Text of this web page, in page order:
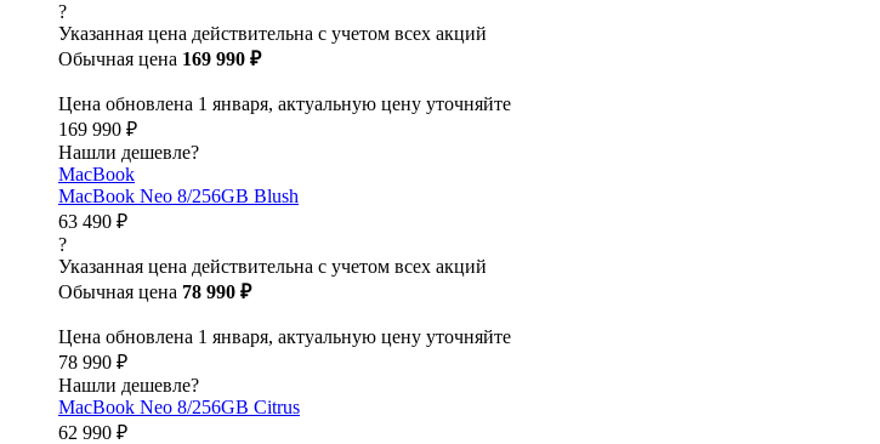
?
Указанная цена действительна с учетом всех акций
Обычная цена 169 990 ₽
Цена обновлена 1 января, актуальную цену уточняйте
169 990 ₽
Нашли дешевле?
MacBook
MacBook Neo 8/256GB Blush
63 490 ₽
?
Указанная цена действительна с учетом всех акций
Обычная цена 78 990 ₽
Цена обновлена 1 января, актуальную цену уточняйте
78 990 ₽
Нашли дешевле?
MacBook Neo 8/256GB Citrus
62 990 ₽